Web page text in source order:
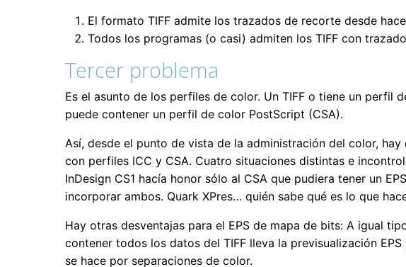
El formato TIFF admite los trazados de recorte desde
Todos los programas (o casi) admiten los TIFF con
Tercer problema
Es el asunto de los perfiles de color. Un TIFF o tiene un perfil
puede contener un perfil de color PostScript (CSA).
Así, desde el punto de vista de la administración del color,
con perfiles ICC y CSA. Cuatro situaciones distintas e
InDesign CS1 hacía honor sólo al CSA que pudiera tener un
incorporar ambos. Quark XPres… quién sabe qué es lo que
Hay otras desventajas para el EPS de mapa de bits: A igual
contener todos los datos del TIFF lleva la previsualización
se hace por separaciones de color.